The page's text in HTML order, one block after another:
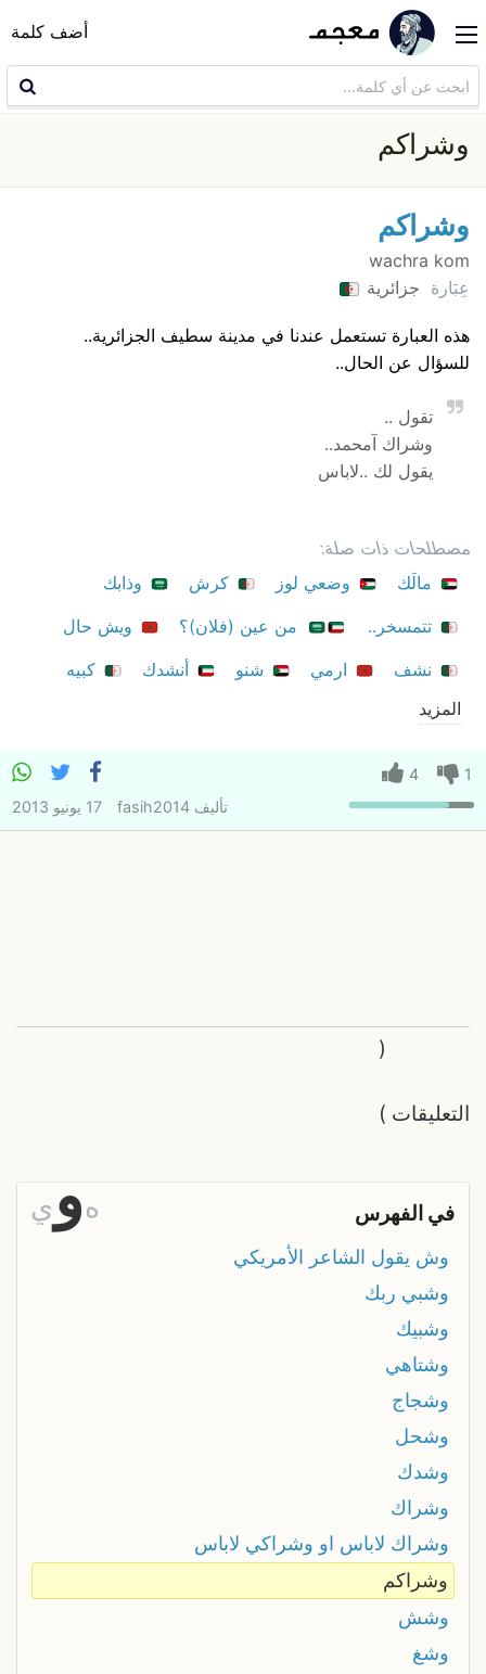
أضف كلمة
وشراكم
وشراكم
wachra kom
عِبَارة جزائرية
هذه العبارة تستعمل عندنا في مدينة سطيف الجزائرية..
للسؤال عن الحال..
تقول ..
وشراك آمحمد..
يقول لك ..لاباس
مصطلحات ذات صلة:
مالَك
وضعي لوز كرش
وذابك
تتمسخر..
من عين (فلان)؟
ويش حال
نشف
ارمي شنو أنشدك
كبيه
المزيد
1
4
تأليفfasih2014 17 يونيو 2013
التعليقات
(
)
في الفهرس هو ي
وش يقول الشاعر الأمريكي
وشبي ربك
وشبيك
وشتاهي
وشجاج
وشحل
وشدك
وشراك
وشراك لاباس او وشراكي لاباس
وشراكم
وشش
وشغ